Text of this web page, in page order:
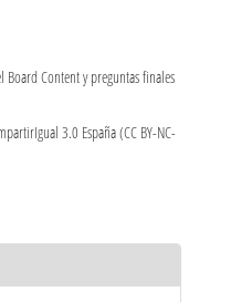
Content y preguntas finales
3.0 España (CC BY-NC-